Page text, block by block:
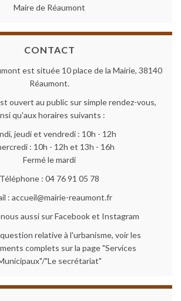
Maire de Réaumont
CONTACT
est située 10 place de la Mairie, 38140
Réaumont.
ouvert au public sur simple rendez-vous,
qu'aux horaires suivants :
jeudi et vendredi : 10h - 12h
: 10h - 12h et 13h - 16h
Fermé le mardi
Téléphone : 04 76 91 05 78
: accueil@mairie-reaumont.fr
aussi sur Facebook et Instagram
relative à l'urbanisme, voir les
complets sur la page "Services
"Le secrétariat"